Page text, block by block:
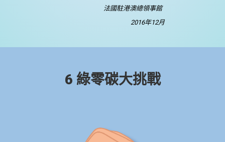
法國駐港澳總領事館
2016年12月
6 綠零碳大挑戰